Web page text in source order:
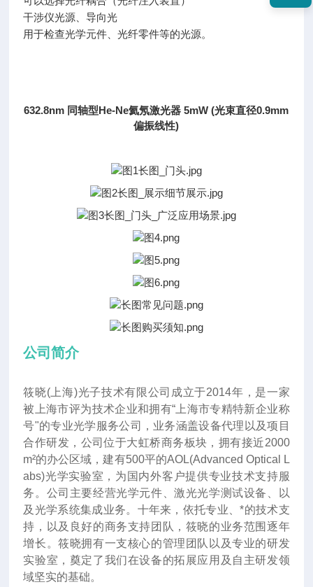
干涉仪光源、导向光
用于检查光学元件、光纤零件等的光源。
632.8nm 同轴型He-Ne氦氖激光器 5mW (光束直径0.9mm
偏振线性)
公司简介
筱晓(上海)光子技术有限公司成立于2014年 ， 是一家
被上海市评为技术企业和拥有“上海市专精特新企业称
号"的专业光学服务公司，业务涵盖设备代理以及项目
合作研发，公司位于大虹桥商务板块，拥有接近2000
m²的办公区域，建有500平的AOL(Advanced Optical L
abs)光学实验室，为国内外客户提供专业技术支持服
务。公司主要经营光学元件、激光光学测试设备、以
及光学系统集成业务。十年来 ， 依托专业、*的技术支
持，以及良好的商务支持团队，筱晓的业务范围逐年
增长。筱晓拥有一支核心的管理团队以及专业的研发
实验室，奠定了我们在设备的拓展应用及自主研发领
域坚实的基础。